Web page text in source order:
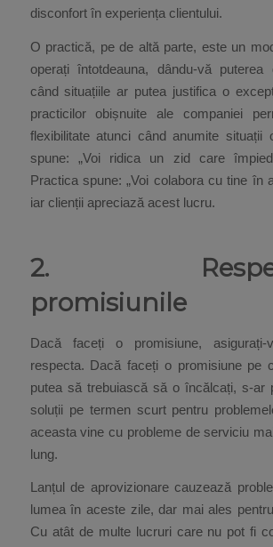
disconfort în experiența clientului.
O practică, pe de altă parte, este un
operați întotdeauna, dându-vă
când situațiile ar putea justifica o
practicilor obișnuite ale companiei
flexibilitate atunci când anumite situații
spune: „Voi ridica un zid care
Practica spune: „Voi colabora cu tine în
iar clienții apreciază acest lucru.
2.
promisiunile
Dacă faceți o promisiune,
respecta. Dacă faceți o promisiune pe
putea să trebuiască să o încălcați, s-ar
soluții pe termen scurt pentru
aceasta vine cu probleme de serviciu
lung.
Lanțul de aprovizionare cauzează
lumea în aceste zile, dar mai ales
Cu atât de multe lucruri care nu pot fi